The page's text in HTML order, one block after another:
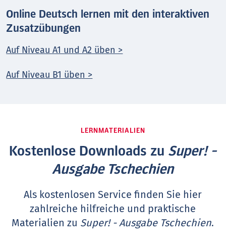
Online Deutsch lernen mit den interaktiven
Zusatzübungen
Auf Niveau A1 und A2 üben >
Auf Niveau B1 üben >
LERNMATERIALIEN
Kostenlose Downloads zu Super! -
Ausgabe Tschechien
Als kostenlosen Service finden Sie hier
zahlreiche hilfreiche und praktische
Materialien zu Super! - Ausgabe Tschechien.